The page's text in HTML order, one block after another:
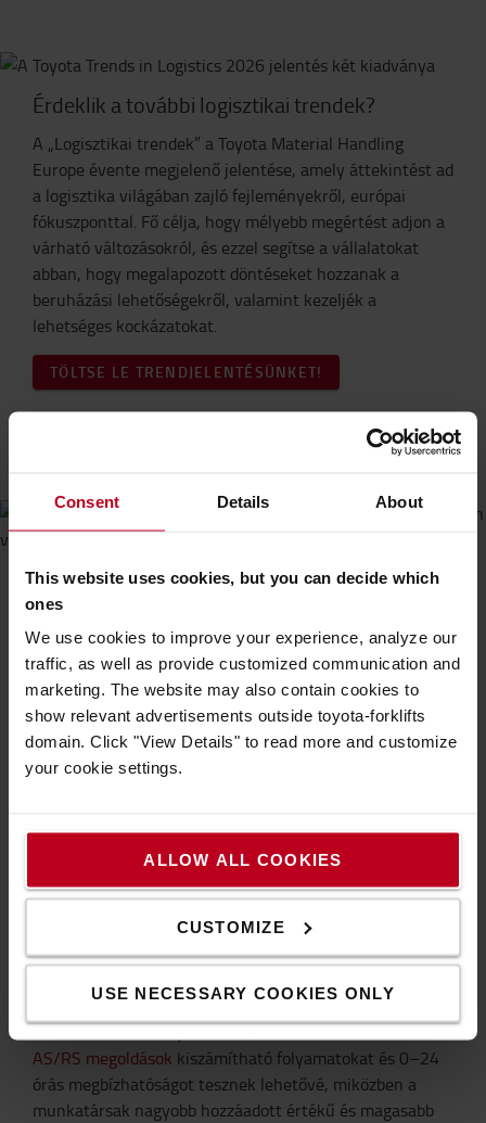
Consent Details About
This website uses cookies, but you can decide which
ones
We use cookies to improve your experience, analyze our
traffic, as well as provide customized communication and
marketing. The website may also contain cookies to
show relevant advertisements outside toyota-forklifts
domain. Click "View Details" to read more and customize
your cookie settings.
ALLOW ALL COOKIES
CUSTOMIZE
USE NECESSARY COOKIES ONLY
Érdeklik a további logisztikai trendek?
A „Logisztikai trendek” a Toyota Material Handling
Europe évente megjelenő jelentése, amely áttekintést ad
a logisztika világában zajló fejleményekről, európai
fókuszponttal. Fő célja, hogy mélyebb megértést adjon a
várható változásokról, és ezzel segítse a vállalatokat
abban, hogy megalapozott döntéseket hozzanak a
beruházási lehetőségekről, valamint kezeljék a
lehetséges kockázatokat.
TÖLTSE LE TRENDJELENTÉSÜNKET!
A munkaerő a Toyota kiemelten követett
területei közé tartozik
A munkaerővel kapcsolatos kihívások továbbra is kiemelt
kérdést jelentenek az intralogisztikában, különösen a
munkatársak rendelkezésre állása és a működés
folytonossága szempontjából. A Toyota Material Handling
a technológia a működést korlátozott munkaerő-
kapacitás mellett.
Automatizálz megoldásainkkalmegoldásainkkal segítünk
ügyfeleinknek áthidalni a munkaerőhiányból fakadó
anyagmozgatási feladatok automatizálásával. Az
automata vezetésű járművek, ashuttle rendszerek és az
AS/RS megoldások kiszámítható folyamatokat és 0–24
órás megbízhatóságot tesznek lehetővé, miközben a
munkatársak nagyobb hozzáadott értékű és magasabb